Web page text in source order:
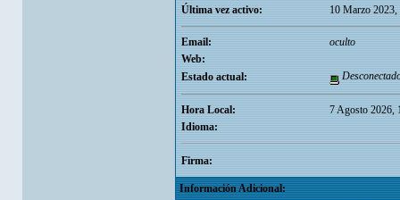
Última vez activo:
10 Marzo 2023,
Email:
oculto
Web:
Estado actual:
Hora Local:
7 Agosto 2026,
Idioma:
Firma:
Información Adicional: